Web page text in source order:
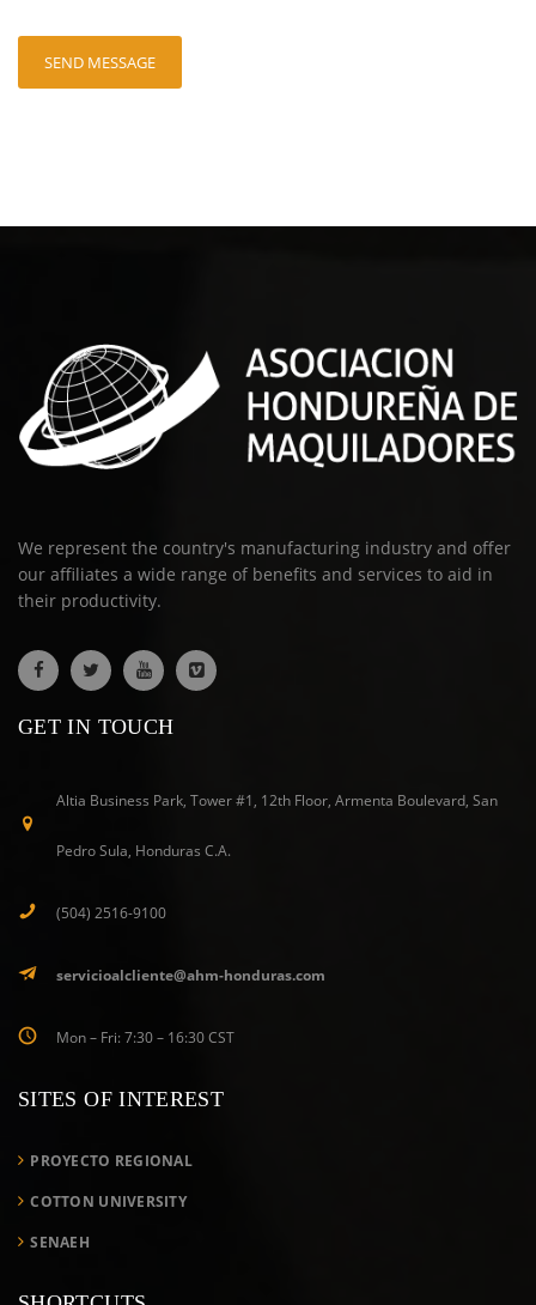
We represent the country's manufacturing industry and offer
our affiliates a wide range of benefits and services to aid in
their productivity.
GET IN TOUCH
Altia Business Park, Tower #1, 12th Floor, Armenta Boulevard, San
Pedro Sula, Honduras C.A.
(504) 2516-9100
servicioalcliente@ahm-honduras.com
Mon – Fri: 7:30 – 16:30 CST
SITES OF INTEREST
PROYECTO REGIONAL
COTTON UNIVERSITY
SENAEH